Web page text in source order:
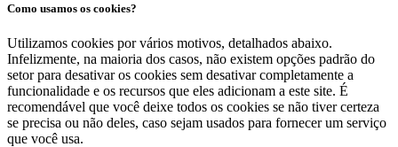
Como usamos os cookies?
Utilizamos cookies por vários motivos, detalhados abaixo.
Infelizmente, na maioria dos casos, não existem opções padrão do
setor para desativar os cookies sem desativar completamente a
funcionalidade e os recursos que eles adicionam a este site. É
recomendável que você deixe todos os cookies se não tiver certeza
se precisa ou não deles, caso sejam usados ​​para fornecer um serviço
que você usa.